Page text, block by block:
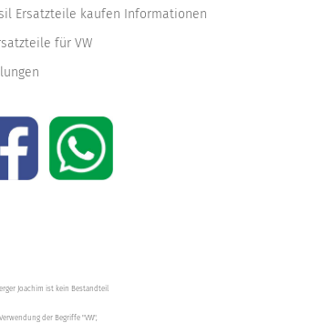
Ersatzteile kaufen Informationen
für VW
Joachim ist kein Bestandteil
der Begriffe "VW",